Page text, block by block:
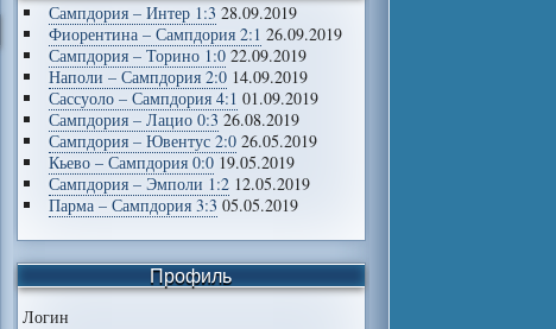
Сампдория – Интер 1:3 28.09.2019
Фиорентина – Сампдория 2:1 26.09.2019
Сампдория – Торино 1:0 22.09.2019
Наполи – Сампдория 2:0 14.09.2019
Сассуоло – Сампдория 4:1 01.09.2019
Сампдория – Лацио 0:3 26.08.2019
Сампдория – Ювентус 2:0 26.05.2019
Кьево – Сампдория 0:0 19.05.2019
Сампдория – Эмполи 1:2 12.05.2019
Парма – Сампдория 3:3 05.05.2019
Профиль
Логин